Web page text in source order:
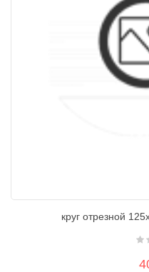
круг отрезной